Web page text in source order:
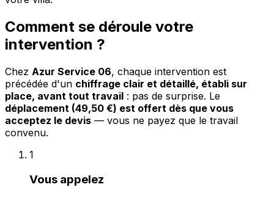
Comment se déroule votre
intervention ?
Chez Azur Service 06, chaque intervention est
précédée d'un chiffrage clair et détaillé, établi sur
place, avant tout travail : pas de surprise. Le
déplacement (49,50 €) est offert dès que vous
acceptez le devis — vous ne payez que le travail
convenu.
1
Vous appelez